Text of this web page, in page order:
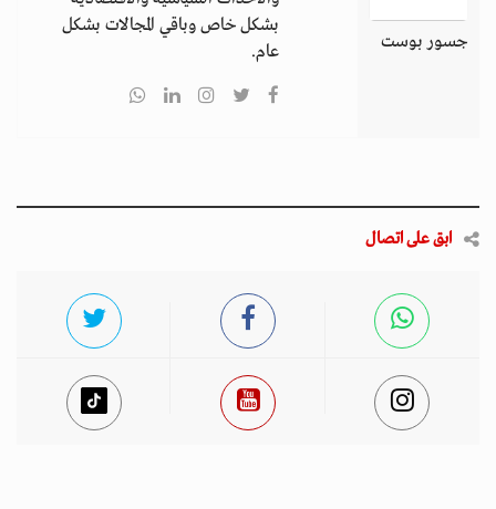
جسور بوست
بشكل خاص وباقي المجالات بشكل
عام.
ابق على اتصال